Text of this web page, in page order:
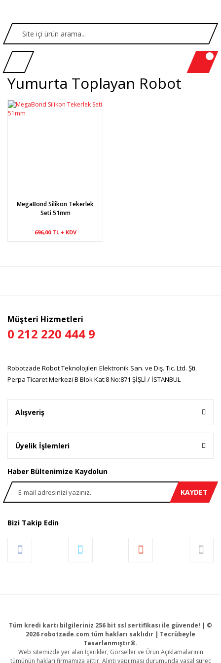
Yumurta Toplayan Robot
MegaBond Silikon Tekerlek
Seti 51mm
696,00 TL + KDV
Müşteri Hizmetleri
0 212 220 444 9
Robotzade Robot Teknolojileri Elektronik San. ve Dış. Tic. Ltd. Şti.
Perpa Ticaret Merkezi B Blok Kat:8 No:871 ŞİŞLİ / İSTANBUL
Alışveriş
Üyelik İşlemleri
Haber Bültenimize Kaydolun
KAYDET
Bizi Takip Edin
Tüm kredi kartı bilgileriniz 256 bit ssl sertifikası ile güvende! | ©
2026 robotzade.com tüm hakları saklıdır | Tecrübeyle
Tasarlanmıştır®.
Web sitemizde yer alan İçerikler, Görseller ve Ürün Açıklamalarının
tümünün hakları firmamıza aittir. Alıntı yapılması durumunda yasal süreç